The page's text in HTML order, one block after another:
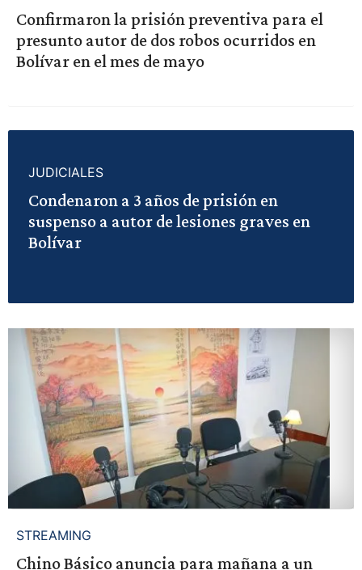
Confirmaron la prisión preventiva para el
presunto autor de dos robos ocurridos en
Bolívar en el mes de mayo
JUDICIALES
Condenaron a 3 años de prisión en
suspenso a autor de lesiones graves en
Bolívar
STREAMING
Chino Básico anuncia para mañana a un